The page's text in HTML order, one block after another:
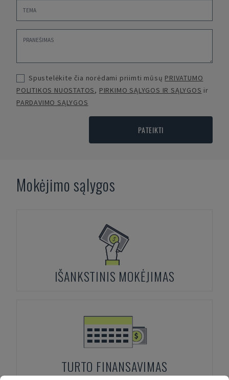
Spustelėkite čia norėdami priimti mūsų PRIVATUMO
POLITIKOS NUOSTATOS, PIRKIMO SĄLYGOS IR SĄLYGOS ir
PARDAVIMO SĄLYGOS
PATEIKTI
Mokėjimo sąlygos
IŠANKSTINIS MOKĖJIMAS
TURTO FINANSAVIMAS